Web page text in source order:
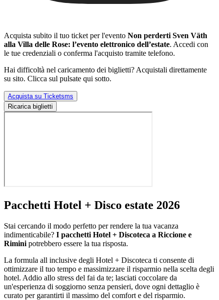
Acquista subito il tuo ticket per l'evento Non perderti Sven Väth
alla Villa delle Rose: l’evento elettronico dell’estate. Accedi con
le tue credenziali o conferma l'acquisto tramite telefono.
Hai difficoltà nel caricamento dei biglietti? Acquistali direttamente
su sito. Clicca sul pulsate qui sotto.
Acquista su Ticketsms
Ricarica biglietti
Pacchetti Hotel + Disco estate 2026
Stai cercando il modo perfetto per rendere la tua vacanza
indimenticabile? I pacchetti Hotel + Discoteca a Riccione e
Rimini potrebbero essere la tua risposta.
La formula all inclusive degli Hotel + Discoteca ti consente di
ottimizzare il tuo tempo e massimizzare il risparmio nella scelta degli
hotel. Addio allo stress del fai da te; lasciati coccolare da
un'esperienza di soggiorno senza pensieri, dove ogni dettaglio è
curato per garantirti il massimo del comfort e del risparmio.